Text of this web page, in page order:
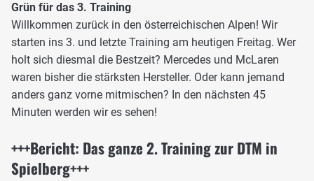
Grün für das 3. Training
Willkommen zurück in den österreichischen Alpen! Wir
starten ins 3. und letzte Training am heutigen Freitag. Wer
holt sich diesmal die Bestzeit? Mercedes und McLaren
waren bisher die stärksten Hersteller. Oder kann jemand
anders ganz vorne mitmischen? In den nächsten 45
Minuten werden wir es sehen!
+++Bericht: Das ganze 2. Training zur DTM in
Spielberg+++